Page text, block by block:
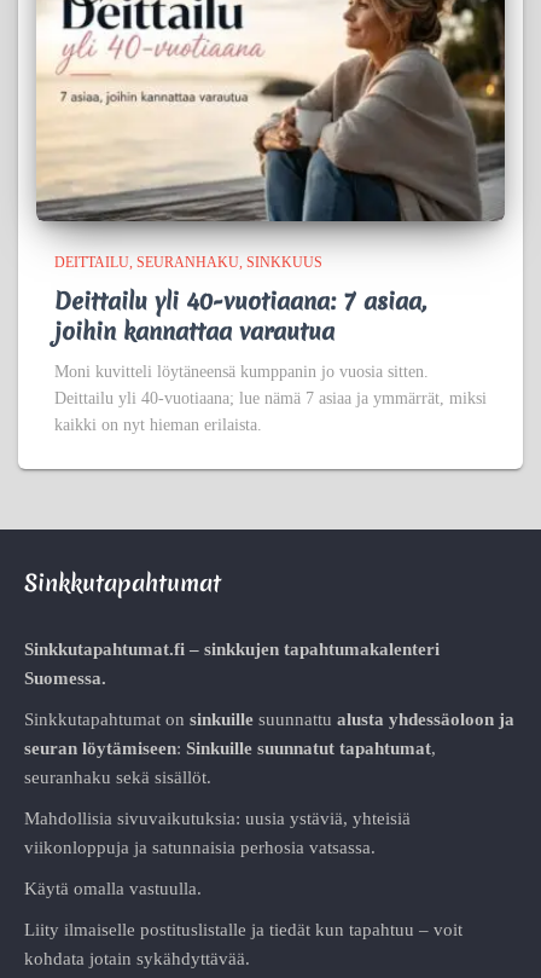
DEITTAILU SEURANHAKU SINKKUUS
Deittailu yli 40-vuotiaana: 7 asiaa,
joihin kannattaa varautua
Moni kuvitteli löytäneensä kumppanin jo vuosia sitten.
Deittailu yli 40-vuotiaana; lue nämä 7 asiaa ja ymmärrät, miksi
kaikki on nyt hieman erilaista.
Sinkkutapahtumat
Sinkkutapahtumat.fi – sinkkujen tapahtumakalenteri
Suomessa.
Sinkkutapahtumat on sinkuille suunnattu alusta yhdessäoloon ja
seuran löytämiseen: Sinkuille suunnatut tapahtumat,
seuranhaku sekä sisällöt.
Mahdollisia sivuvaikutuksia: uusia ystäviä, yhteisiä
viikonloppuja ja satunnaisia perhosia vatsassa.
Käytä omalla vastuulla.
Liity ilmaiselle postituslistalle ja tiedät kun tapahtuu – voit
kohdata jotain sykähdyttävää.